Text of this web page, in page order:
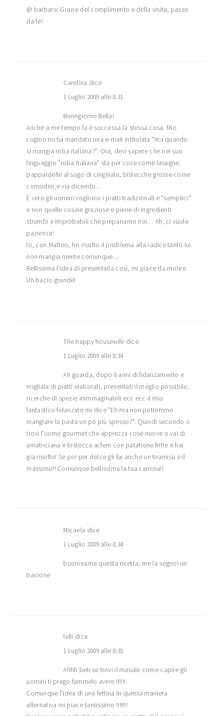
@ barbara: Grazie del complimento e della visita, passo
da te!
Carolina dice
1 Luglio 2009 alle 8:31
Buongiorno Bella!
Anche a me tempo fa è successa la stessa cosa. Mio
cugino mi ha mandato una e-mail intitolata "ma quando
si mangia roba italiana?". Ora, devi sapere che nel suo
linguaggio "roba italiana" sta per cose come lasagne,
pappardelle al sugo di cinghiale, bistecche grosse come
comodini,e via dicendo…
È vero gli uomini vogliono i piatti tradizionali e "semplici"
e non quelle cosine graziose e piene di ingredienti
strambi e improbabili che prepariamo noi… Ah, ci vuole
pazienza!
Io, con Matteo, ho risolto il problema alla radice tanto lui
non mangia niente comunque…
Bellissima l'idea di presentarla così, mi piace da morire.
Un bacio grande!
The happy housewife dice
1 Luglio 2009 alle 8:34
Ah guarda, dopo 6 anni di fidanzamento e
migliaia di piatti elaborati, presentati il meglio possibile,
ricerche di spezie inimmaginabili ecc ecc il mio
fantastico fidanzato mi dice "Eh ma non potremmo
mangiare la pasta un pò più spesso?". Quindi secondo o
trovi l'uomo gourmet che apprezza cose nuove o vai di
amatriciana e bistecca ai ferri con patatione fritte e hai
già risolto! Se poi per dolce gli fai anche un tiramisù è il
massimo!! Comunque bellissima la tua carnina!!
Micaela dice
1 Luglio 2009 alle 8:34
buonissima questa ricetta, me la segno! un
bacione
lelli dice
1 Luglio 2009 alle 8:35
Ahhh beh se trovi il mauale come capire gli
uomini ti prego fammelo avere !!!!!!
Comunque l'idea di una fettina in questa maniera
alternativa mi piace tantissimo !!!!!!!